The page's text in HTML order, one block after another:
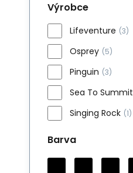
Výrobce
Lifeventure (3)
Osprey (5)
Pinguin (3)
Sea To Summit
Singing Rock (1)
Barva